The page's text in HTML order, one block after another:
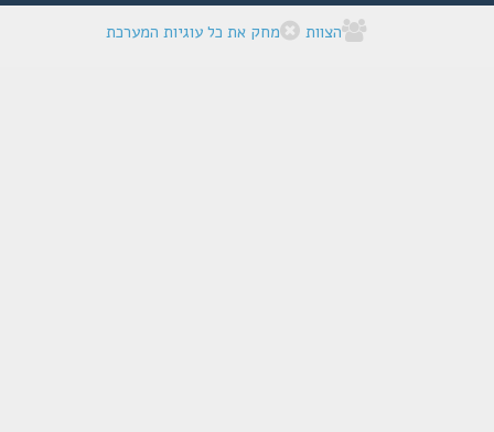
הצוות מחק את כל עוגיות המערכת